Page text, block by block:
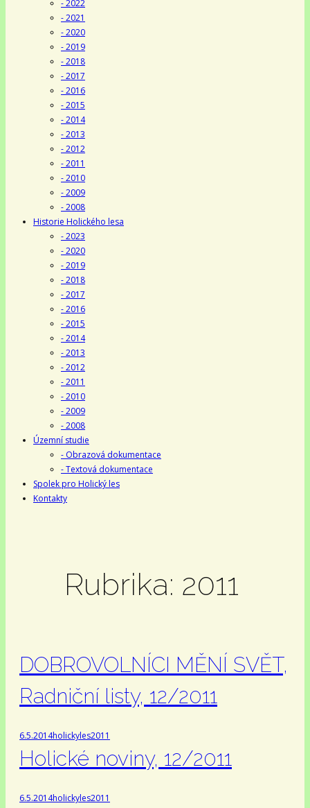
- 2022
- 2021
- 2020
- 2019
- 2018
- 2017
- 2016
- 2015
- 2014
- 2013
- 2012
- 2011
- 2010
- 2009
- 2008
Historie Holického lesa
- 2023
- 2020
- 2019
- 2018
- 2017
- 2016
- 2015
- 2014
- 2013
- 2012
- 2011
- 2010
- 2009
- 2008
Územní studie
- Obrazová dokumentace
- Textová dokumentace
Spolek pro Holický les
Kontakty
Rubrika: 2011
DOBROVOLNÍCI MĚNÍ SVĚT,
Radniční listy, 12/2011
6.5.2014holickyles2011
Holické noviny, 12/2011
6.5.2014holickyles2011